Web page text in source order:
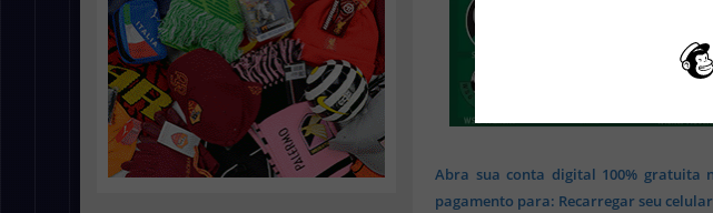
Abra sua conta digital 100% gratuita
pagamento para: Recarregar seu